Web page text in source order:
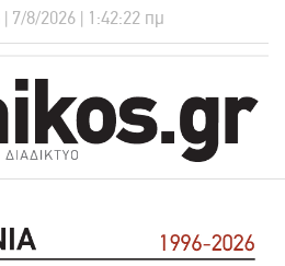
| 7/8/2026 | 1:42:22 πμ